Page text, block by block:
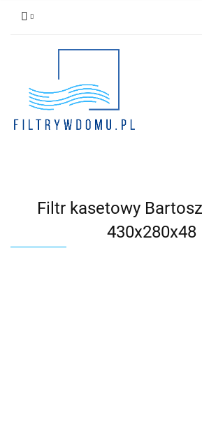
Filtr kasetowy
430x280x48